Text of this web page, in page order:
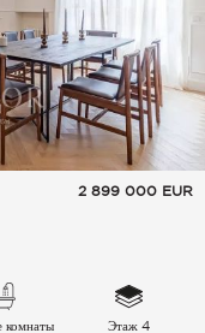
2 899 000 EUR
комнаты Этаж 4